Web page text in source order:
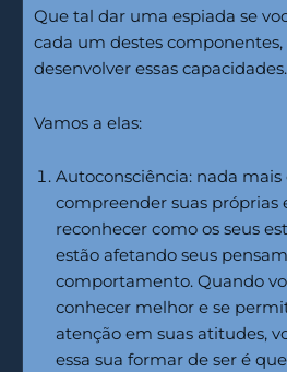
Que tal dar uma espiada se
cada um destes componentes,
desenvolver essas capacidades.
Vamos a elas:
Autoconsciência: nada mais
compreender suas próprias
reconhecer como os seus
estão afetando seus
comportamento. Quando
conhecer melhor e se
atenção em suas atitudes,
essa sua formar de ser é